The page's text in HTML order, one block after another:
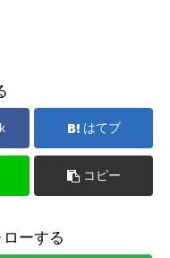
はてブ
コピー
ーする